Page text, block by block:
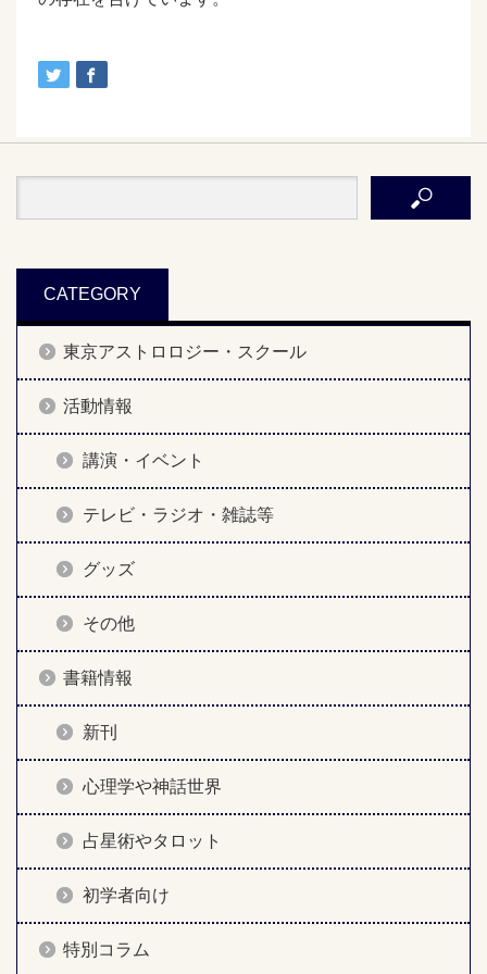
CATEGORY
東京アストロロジー・スクール
活動情報
講演・イベント
テレビ・ラジオ・雑誌等
グッズ
その他
書籍情報
新刊
心理学や神話世界
占星術やタロット
初学者向け
特別コラム